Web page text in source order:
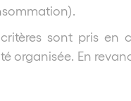
sont pris en
En